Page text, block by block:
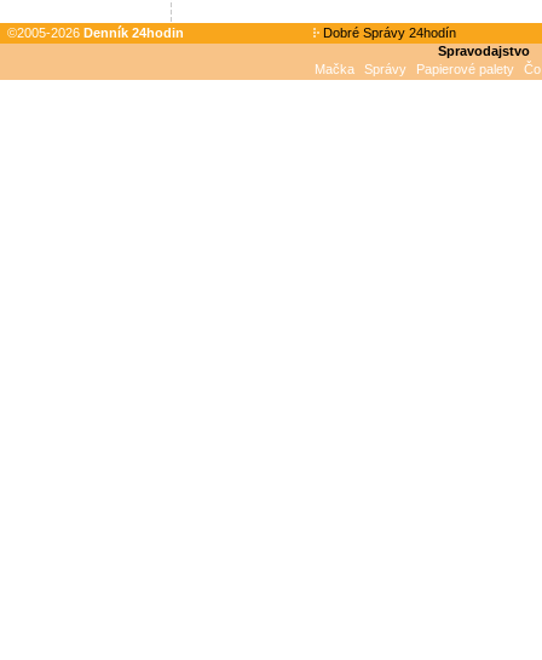
©2005-2026 Denník 24hodin
Dobré Správy 24hodín
Spravodajstvo
Mačka
Správy Papierové palety